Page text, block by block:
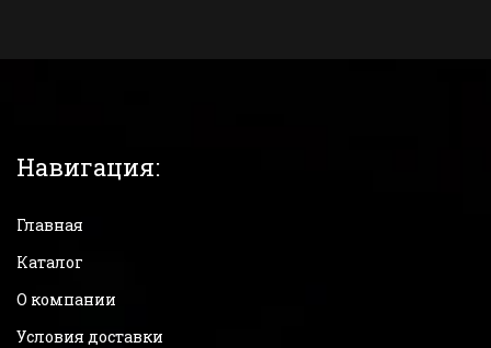
Навигация:
Главная
Каталог
О компании
Условия доставки